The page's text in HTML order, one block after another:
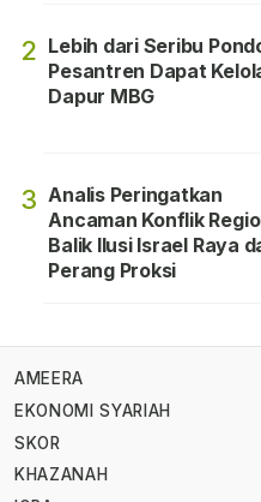
2 Lebih dari Seribu
Pesantren Dapat
Dapur MBG
3 Analis Peringatkan
Ancaman Konflik
Balik Ilusi Israel Raya
Perang Proksi
AMEERA
EKONOMI SYARIAH
SKOR
KHAZANAH